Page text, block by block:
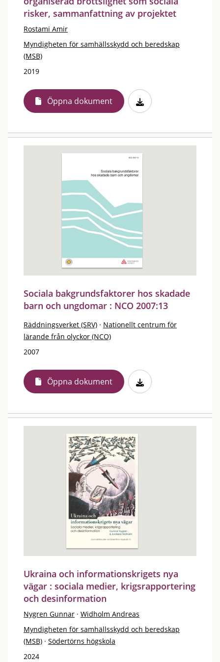
risker, sammanfattning av projektet
Rostami Amir
Myndigheten för samhällsskydd och beredskap
(MSB)
2019
Öppna dokument
Sociala bakgrundsfaktorer hos skadade
barn och ungdomar : NCO 2007:13
Räddningsverket (SRV) · Nationellt centrum för
lärande från olyckor (NCO)
2007
Öppna dokument
Ukraina och informationskrigets nya
vägar : sociala medier, krigsrapportering
och desinformation
Nygren Gunnar · Widholm Andreas
Myndigheten för samhällsskydd och beredskap
(MSB) · Södertörns högskola
2024